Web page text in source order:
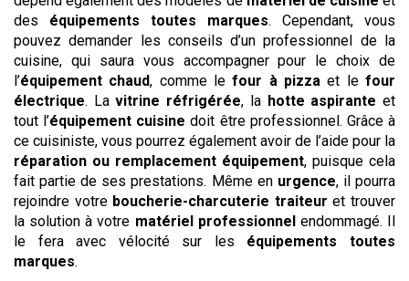
des équipements toutes marques. Cependant, vous
pouvez demander les conseils d’un professionnel de la
cuisine, qui saura vous accompagner pour le choix de
l’équipement chaud, comme lefour à pizza et lefour
électrique. Lavitrine réfrigérée, la hotte aspirante et
tout l’équipement cuisine doit être professionnel. Grâce à
ce cuisiniste, vous pourrez également avoir de l’aide pour la
réparation ou remplacement équipement, puisque cela
fait partie de ses prestations. Même en urgence, il pourra
rejoindre votre boucherie-charcuterie traiteur et trouver
la solution à votre matériel professionnel endommagé. Il
le fera avec vélocité sur les équipements toutes
marques.